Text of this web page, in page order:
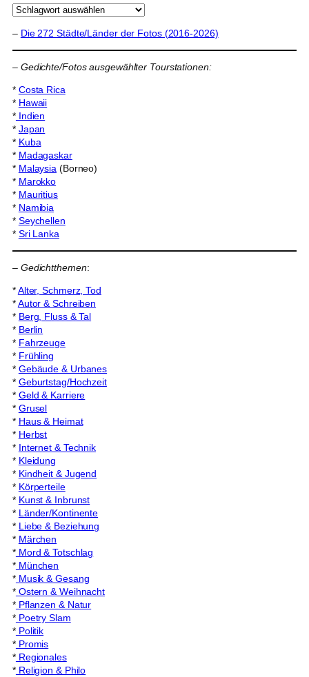
– Die 272 Städte/Länder der Fotos (2016-2026)
– Gedichte/Fotos ausgewählter Tourstationen:
* Costa Rica
* Hawaii
*Indien
* Japan
* Kuba
* Madagaskar
* Malaysia (Borneo)
* Marokko
* Mauritius
* Namibia
* Seychellen
* Sri Lanka
– Gedichtthemen:
*Alter, Schmerz, Tod
*Autor & Schreiben
* Berg, Fluss & Tal
* Berlin
* Fahrzeuge
* Frühling
* Gebäude & Urbanes
* Geburtstag/Hochzeit
* Geld & Karriere
* Grusel
* Haus & Heimat
* Herbst
* Internet & Technik
* Kleidung
* Kindheit & Jugend
* Körperteile
* Kunst & Inbrunst
* Länder/Kontinente
* Liebe & Beziehung
* Märchen
*Mord & Totschlag
*München
*Musik & Gesang
*Ostern & Weihnacht
*Pflanzen & Natur
*Poetry Slam
*Politik
*Promis
*Regionales
*Religion & Philo